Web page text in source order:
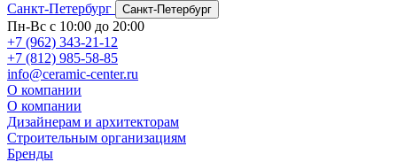
Санкт-Петербург
Санкт-Петербург
Пн-Вс с 10:00 до 20:00
+7 (962) 343-21-12
+7 (812) 985-58-85
info@ceramic-center.ru
О компании
О компании
Дизайнерам и архитекторам
Строительным организациям
Бренды